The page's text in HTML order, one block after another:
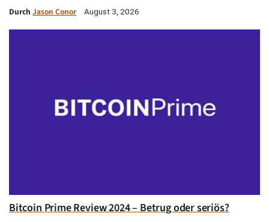
Durch Jason Conor August 3, 2026
Bitcoin Prime Review 2024 – Betrug oder seriös?